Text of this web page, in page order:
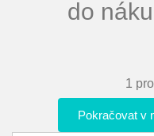
do
1
Pokračovat v